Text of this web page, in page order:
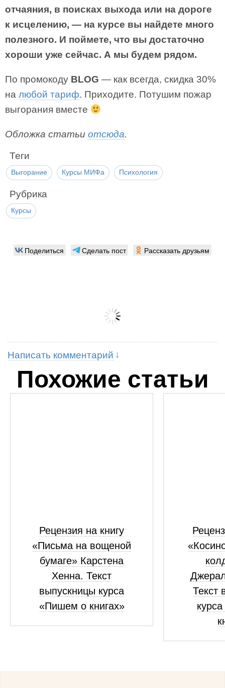
отчаяния, в поисках выхода или на дороге
к исцелению, — на курсе вы найдете много
полезного. И поймете, что вы достаточно
хороши уже сейчас. А мы будем рядом.
По промокоду BLOG — как всегда, скидка 30%
на любой тариф. Приходите. Потушим пожар
выгорания вместе
Обложка статьи отсюда.
Теги
Выгорание Курсы МИФа Психология
Рубрика
Курсы
Поделиться Сделать пост Рассказать друзьям
Написать комментарий
Похожие статьи
Рецензия на книгу
«Письма на вощеной
бумаге» Карстена
Хенна. Текст
выпускницы курса
«Пишем о книгах»
Текст